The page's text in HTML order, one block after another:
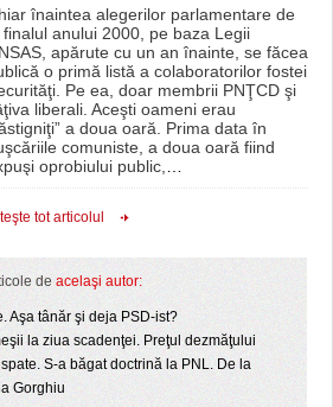
înaintea alegerilor parlamentare de
finalul anului 2000, pe baza Legii
apărute cu un an înainte, se făcea
o primă listă a colaboratorilor fostei
Pe ea, doar membrii PNŢCD şi
liberali. Aceşti oameni erau
a doua oară. Prima data în
comuniste, a doua oară fiind
oprobiului public,…
tot articolul
de acelaşi autor:
Aşa tânăr şi deja PSD-ist?
la ziua scadenţei. Preţul dezmăţului
S-a băgat doctrină la PNL. De la
Gorghiu